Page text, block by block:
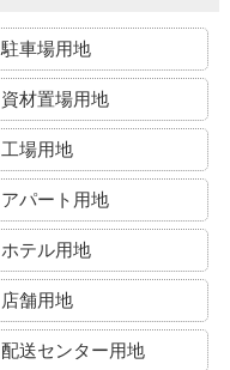
駐車場用地
資材置場用地
工場用地
アパート用地
ホテル用地
店舗用地
配送センター用地